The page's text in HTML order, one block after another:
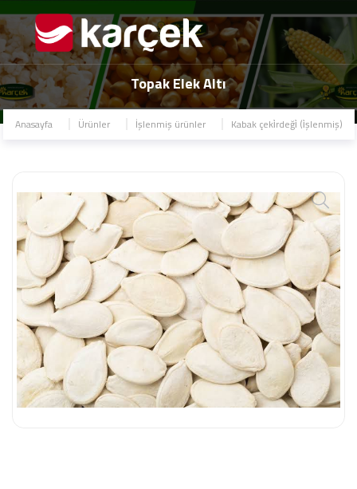
Topak Elek Altı
Anasayfa Ürünler İşlenmiş ürünler Kabak çeki̇rdeği̇ (i̇şlenmiş)